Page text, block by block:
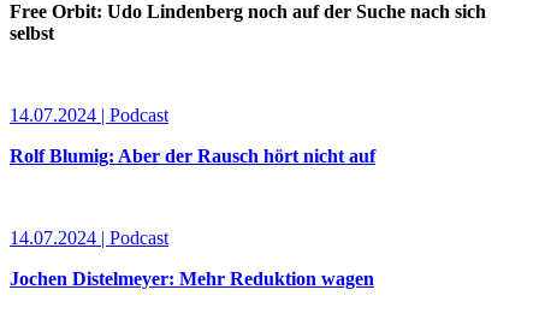
Free Orbit: Udo Lindenberg noch auf der Suche nach sich
selbst
14.07.2024 | Podcast
Rolf Blumig: Aber der Rausch hört nicht auf
14.07.2024 | Podcast
Jochen Distelmeyer: Mehr Reduktion wagen